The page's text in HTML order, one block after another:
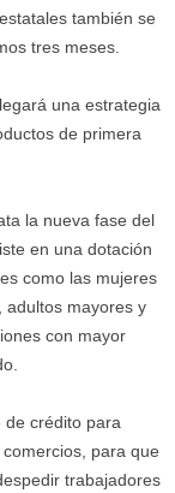
también se
tres meses.
una estrategia
de primera
la nueva fase del
en una dotación
como las mujeres
adultos mayores y
con mayor
de crédito para
para que
trabajadores